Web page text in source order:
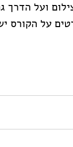
ועל הדרך
על הקורס